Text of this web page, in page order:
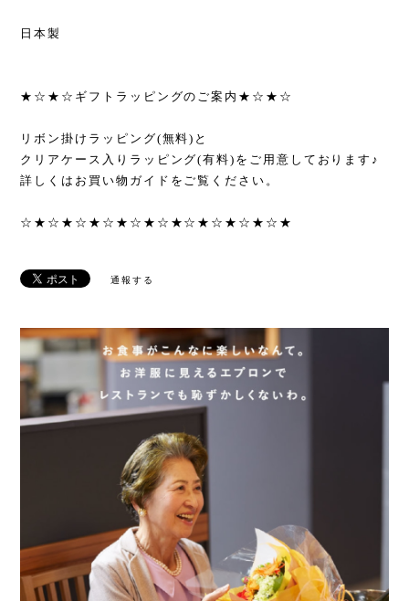
日本製
★☆★☆ギフトラッピングのご案内★☆★☆
リボン掛けラッピング(無料)と
クリアケース入りラッピング(有料)をご用意しております♪
詳しくはお買い物ガイドをご覧ください。
☆★☆★☆★☆★☆★☆★☆★☆★☆★☆★
通報する